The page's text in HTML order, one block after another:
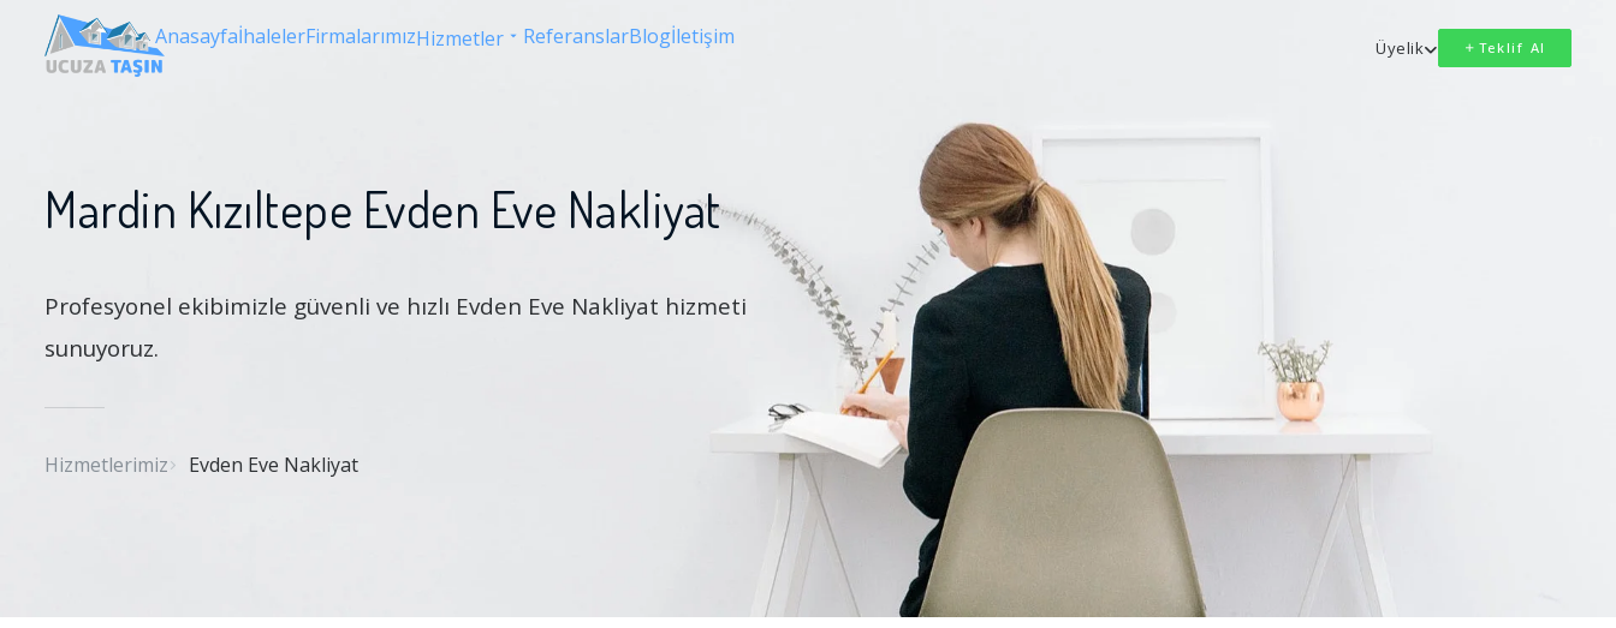
AnasayfaİhalelerFirmalarımızHizmetler ReferanslarBlogİletişim Üyelik Teklif Al
Mardin Kızıltepe Evden Eve Nakliyat
Profesyonel ekibimizle güvenli ve hızlı Evden Eve Nakliyat hizmeti
sunuyoruz.
Hizmetlerimiz Evden Eve Nakliyat